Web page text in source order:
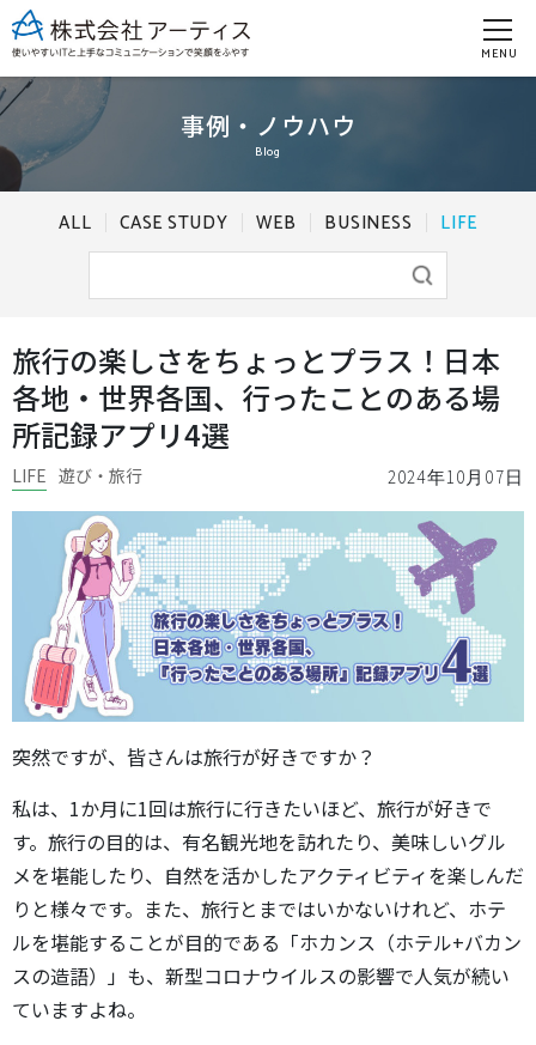
MENU
事例・ノウハウ
Blog
ALL CASE STUDY WEB BUSINESS LIFE
旅行の楽しさをちょっとプラス！日本
各地・世界各国、行ったことのある場
所記録アプリ4選
2024年10月07日
LIFE 遊び・旅行
突然ですが、皆さんは旅行が好きですか？
私は、1か月に1回は旅行に行きたいほど、旅行が好きで
す。旅行の目的は、有名観光地を訪れたり、美味しいグル
メを堪能したり、自然を活かしたアクティビティを楽しんだ
りと様々です。また、旅行とまではいかないけれど、ホテ
ルを堪能することが目的である「ホカンス（ホテル+バカン
スの造語）」も、新型コロナウイルスの影響で人気が続い
ていますよね。